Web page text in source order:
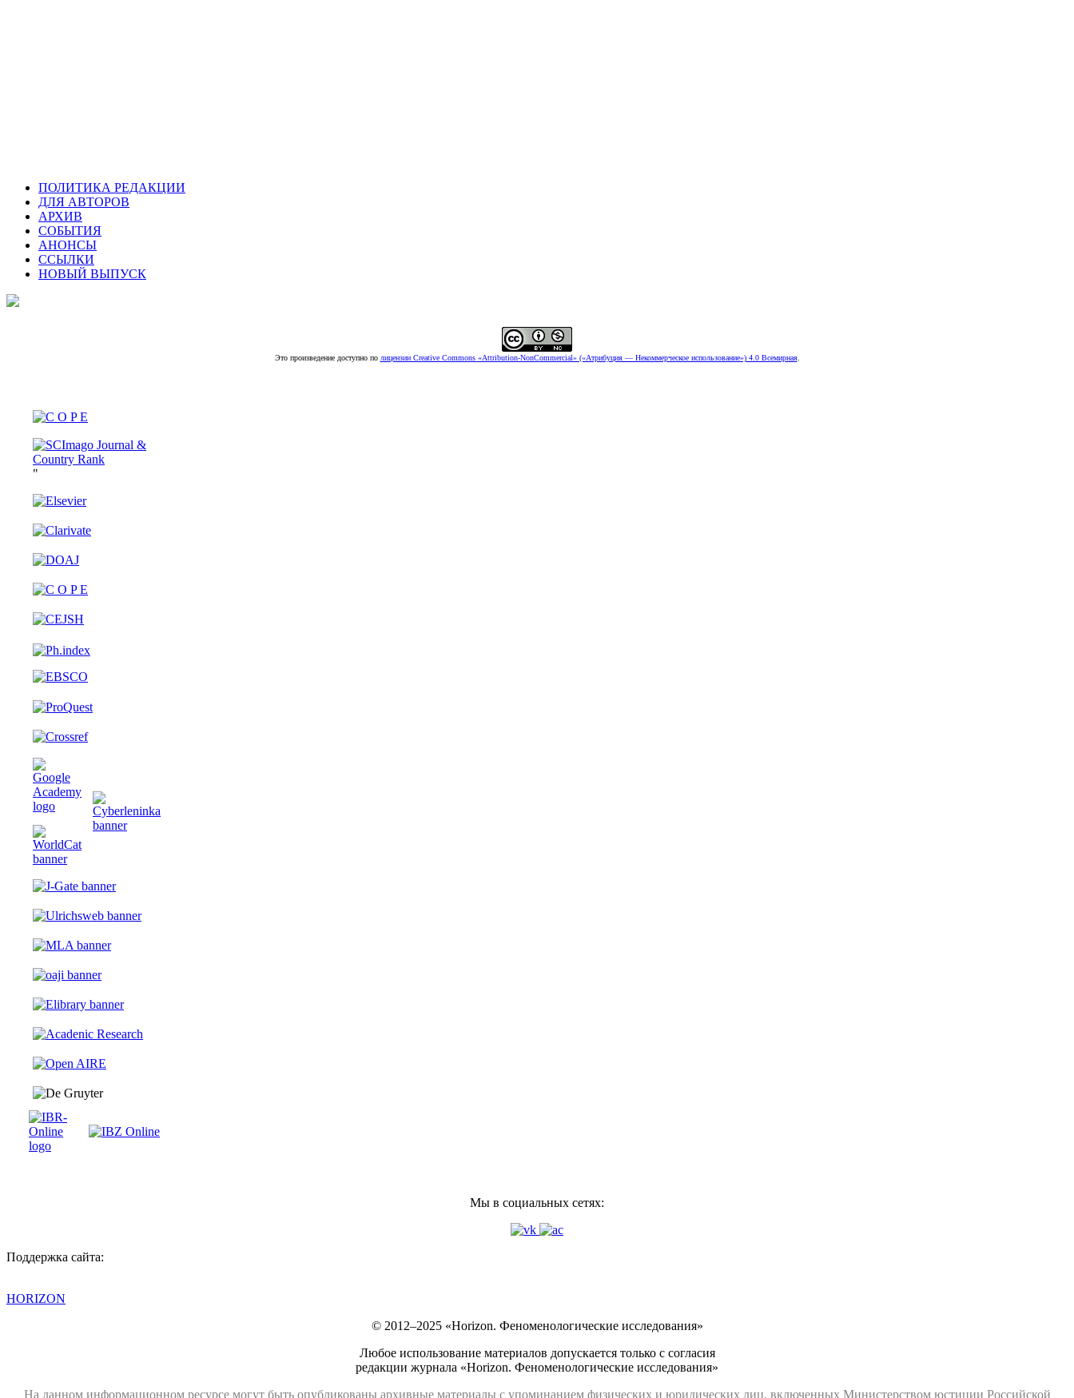
ПОЛИТИКА РЕДАКЦИИ
ДЛЯ АВТОРОВ
АРХИВ
СОБЫТИЯ
АНОНСЫ
ССЫЛКИ
НОВЫЙ ВЫПУСК
Это произведение доступно по лицензии Creative Commons «Attribution-NonCommercial» («Атрибуция — Некоммерческое использование») 4.0 Всемирная.
"
Мы в социальных сетях:
Поддержка сайта:
HORIZON
© 2012–2025 «Horizon. Феноменологические исследования»
Любое использование материалов допускается только с согласия
редакции журнала «Horizon. Феноменологические исследования»
На данном информационном ресурсе могут быть опубликованы архивные материалы с упоминанием физических и юридических лиц, включенных Министерством юстиции Российской